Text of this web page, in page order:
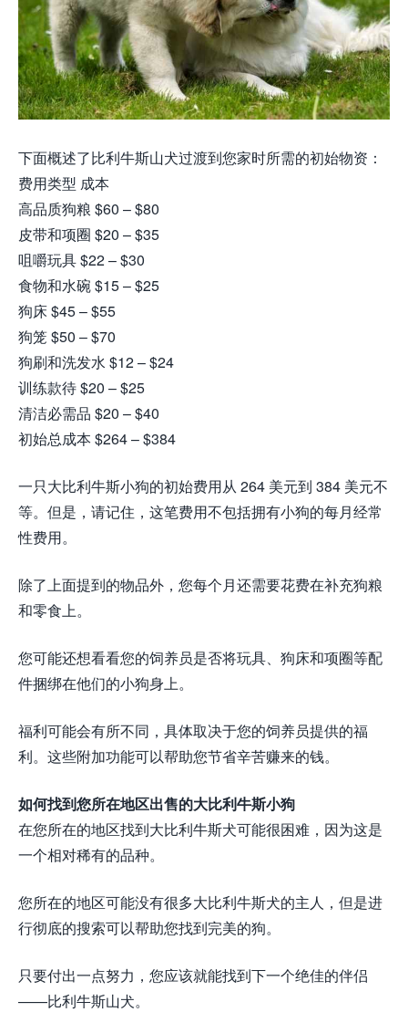
下面概述了比利牛斯山犬过渡到您家时所需的初始物资：
费用类型 成本
高品质狗粮 $60 – $80
皮带和项圈 $20 – $35
咀嚼玩具 $22 – $30
食物和水碗 $15 – $25
狗床 $45 – $55
狗笼 $50 – $70
狗刷和洗发水 $12 – $24
训练款待 $20 – $25
清洁必需品 $20 – $40
初始总成本 $264 – $384
一只大比利牛斯小狗的初始费用从 264 美元到 384 美元不
等。但是，请记住，这笔费用不包括拥有小狗的每月经常
性费用。
除了上面提到的物品外，您每个月还需要花费在补充狗粮
和零食上。
您可能还想看看您的饲养员是否将玩具、狗床和项圈等配
件捆绑在他们的小狗身上。
福利可能会有所不同，具体取决于您的饲养员提供的福
利。这些附加功能可以帮助您节省辛苦赚来的钱。
如何找到您所在地区出售的大比利牛斯小狗
在您所在的地区找到大比利牛斯犬可能很困难，因为这是
一个相对稀有的品种。
您所在的地区可能没有很多大比利牛斯犬的主人，但是进
行彻底的搜索可以帮助您找到完美的狗。
只要付出一点努力，您应该就能找到下一个绝佳的伴侣
——比利牛斯山犬。